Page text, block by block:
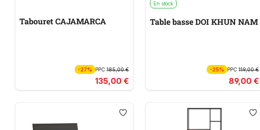
Tabouret CAJAMARCA
-27% PPC185,00 €
135,00 €
En stock
Table basse DOI KHUN NAM
-25% PPC119,00 €
89,00 €